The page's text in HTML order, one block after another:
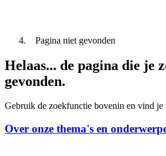
Pagina niet gevonden
Helaas... de pagina die je
gevonden.
Gebruik de zoekfunctie bovenin en vind je
Over onze thema's en